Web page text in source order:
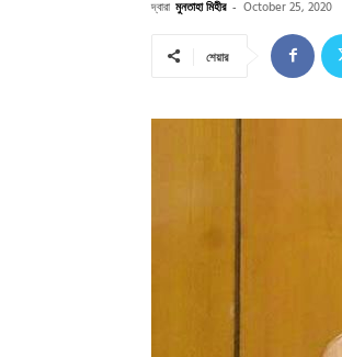
দ্বারা মুনতাহা মিহীর - October 25, 2020
শেয়ার